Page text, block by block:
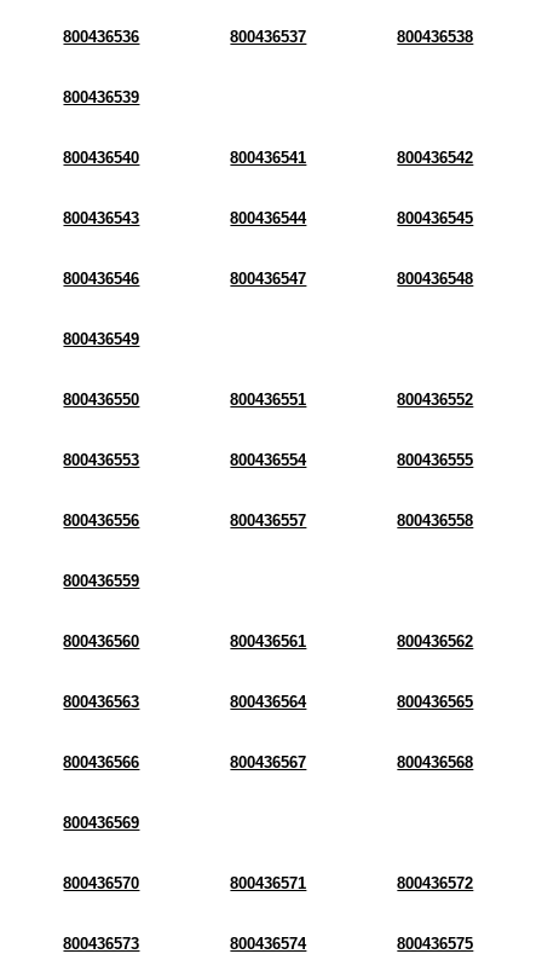
800436536 800436537 800436538
800436539
800436540 800436541 800436542
800436543 800436544 800436545
800436546 800436547 800436548
800436549
800436550 800436551 800436552
800436553 800436554 800436555
800436556 800436557 800436558
800436559
800436560 800436561 800436562
800436563 800436564 800436565
800436566 800436567 800436568
800436569
800436570 800436571 800436572
800436573 800436574 800436575